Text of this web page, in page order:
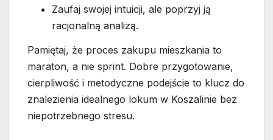
Zaufaj swojej intuicji, ale poprzyj ją
racjonalną analizą.
Pamiętaj, że proces zakupu mieszkania to
maraton, a nie sprint. Dobre przygotowanie,
cierpliwość i metodyczne podejście to klucz do
znalezienia idealnego lokum w Koszalinie bez
niepotrzebnego stresu.